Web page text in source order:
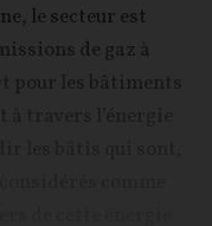
le secteur est
de gaz à